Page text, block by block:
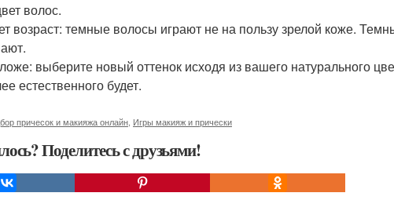
волос.
возраст: темные волосы играют не на пользу зрелой коже.
выберите новый оттенок исходя из вашего натурального
естественного будет.
причесок и макияжа онлайн Игры макияж и прически
Поделитесь с друзьями!